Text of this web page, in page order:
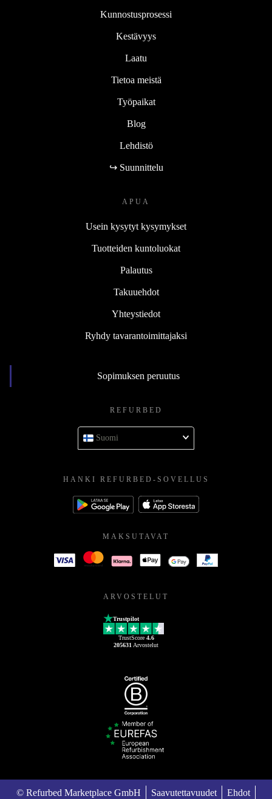
Kunnostusprosessi
Kestävyys
Laatu
Tietoa meistä
Työpaikat
Blog
Lehdistö
↪ Suunnittelu
APUA
Usein kysytyt kysymykset
Tuotteiden kuntoluokat
Palautus
Takuuehdot
Yhteystiedot
Ryhdy tavarantoimittajaksi
Sopimuksen peruutus
REFURBED
Suomi
HANKI REFURBED-SOVELLUS
MAKSUTAVAT
ARVOSTELUT
Trustpilot
TrustScore 4.6
205631 Arvostelut
© Refurbed Marketplace GmbH Saavutettavuudet Ehdot